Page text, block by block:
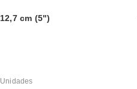
12,7 cm (5")
Unidades